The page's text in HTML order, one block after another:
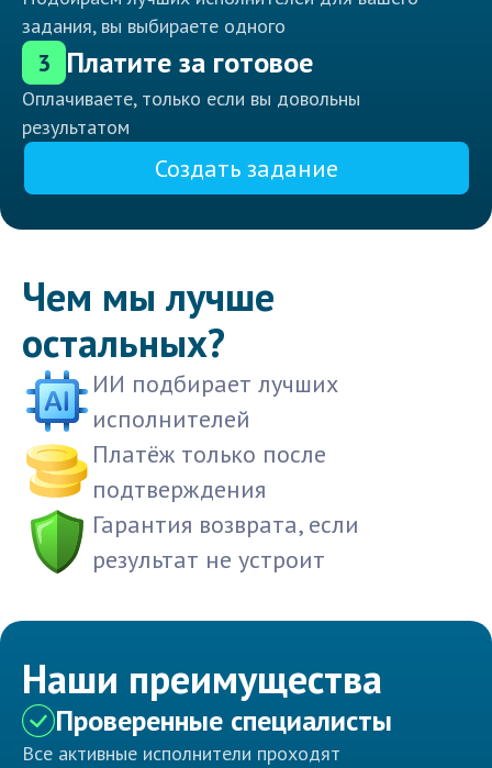
задания, вы выбираете одного
3 Платите за готовое
Оплачиваете, только если вы довольны
результатом
Создать задание
Чем мы лучше
остальных?
ИИ подбирает лучших
исполнителей
Платёж только после
подтверждения
Гарантия возврата, если
результат не устроит
Наши преимущества
Проверенные специалисты
Все активные исполнители проходят